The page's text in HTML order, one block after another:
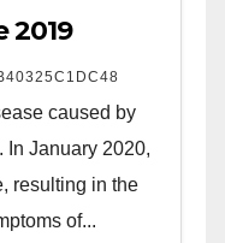
2019
caused by
In January 2020,
resulting in the
of...